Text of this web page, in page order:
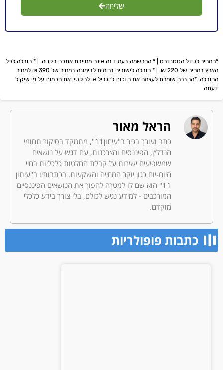
שליחה
*המחיר לגודל הסטנדרט | * ההרשמה בעמוד זה אינה מחייבת אתכם בקניה. | * הובלה לכל
הארץ במחיר של 220 ₪. | * הובלה לישובים דרומית לדימונה במחיר של 390 ₪ למחיר
ההובלה. *החברה שומרת לעצמה את הזכות להגדיל או להקטין את הכמות על פי שיקול
דעתה
הראל מאור
כתב ועורך בכיר ב"עיתון11", מתמקד בסיקור תחומי
הנדל״ן, הפיננסים והצרכנות, עם דגש על נושאים
שמשפיעים ישירות על קבלת החלטות כלכליות בחיי
היום-יום כגון יוקר המחייה והשקעות. בכתבותיו ב"עיתון
11" הוא שם לו למטרה להפוך את הנושאים הפיננסיים
המורכבים - למידע נגיש לכולם, בלי צורך בידע כלכלי
מוקדם.
כתבות פופולריות​